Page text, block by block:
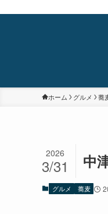
ホーム グルメ 蕎
中
2026
3/31
グルメ 蕎麦